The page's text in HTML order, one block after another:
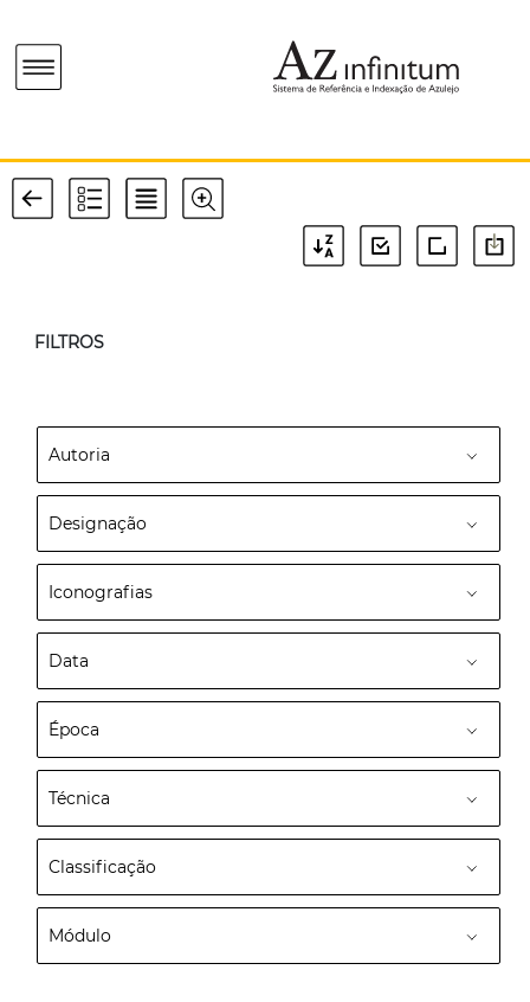
FILTROS
Autoria
Designação
Iconografias
Data
Época
Técnica
Classificação
Módulo